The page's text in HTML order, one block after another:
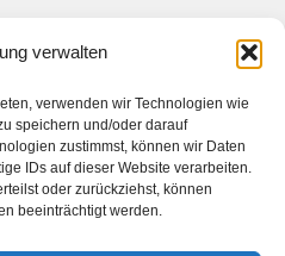
verwalten
verwenden wir Technologien wie
speichern und/oder darauf
zustimmst, können wir Daten
IDs auf dieser Website verarbeiten.
oder zurückziehst, können
beeinträchtigt werden.